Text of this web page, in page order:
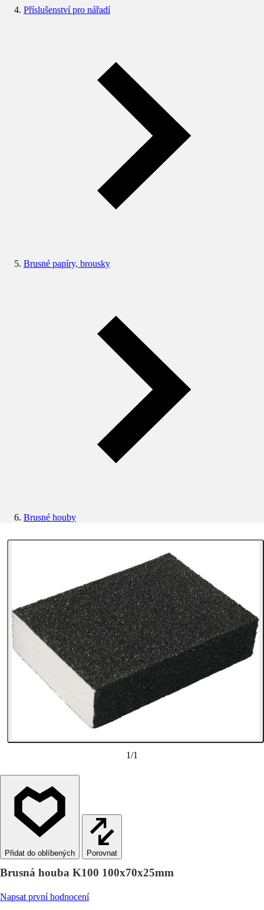
Příslušenství pro nářadí
Brusné papíry, brousky
Brusné houby
1/1
Porovnat
Brusná houba K100 100x70x25mm
Napsat první hodnocení